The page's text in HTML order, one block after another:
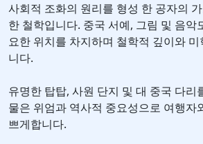
사회적 조화의 원리를 형성 한 공자의
한 철학입니다. 중국 서예, 그림 및 음악
요한 위치를 차지하며 철학적 깊이와
니다.
유명한 탑탑, 사원 단지 및 대 중국 다리
물은 위엄과 역사적 중요성으로 여행자
쁘게합니다.